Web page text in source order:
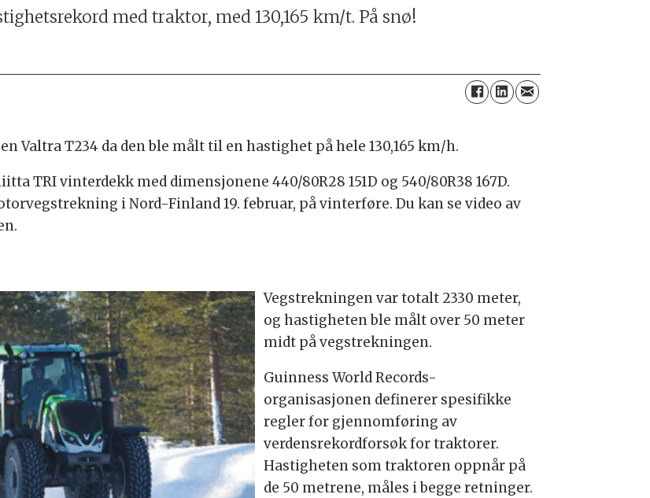
med traktor, med 130,165 km/t. På snø!
Valtra T234 da den ble målt til en hastighet på hele 130,165 km/h.
TRI vinterdekk med dimensjonene 440/80R28 151D og 540/80R38 167D.
i Nord-Finland 19. februar, på vinterføre. Du kan se video av
Vegstrekningen var totalt 2330 meter,
og hastigheten ble målt over 50 meter
midt på vegstrekningen.
Guinness World Records-
organisasjonen definerer spesifikke
regler for gjennomføring av
verdensrekordforsøk for traktorer.
Hastigheten som traktoren oppnår på
de 50 metrene, måles i begge retninger.